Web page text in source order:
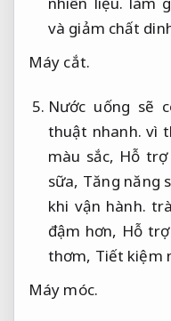
và giảm chất
Máy cắt.
Nước uống sẽ
thuật nhanh. vì
màu sắc, Hỗ
sữa, Tăng năng
khi vận hành.
đậm hơn, Hỗ
thơm, Tiết kiệm
Máy móc.